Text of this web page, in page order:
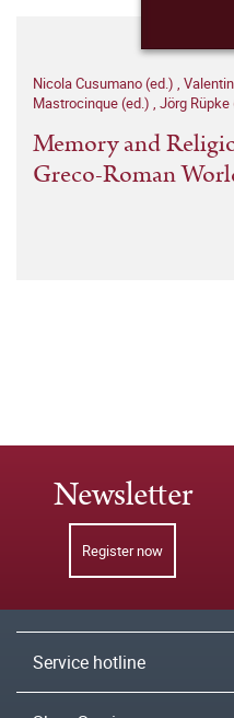
Nicola Cusumano (ed.) ,
Mastrocinque (ed.) , Jörg Rüpke
Memory and
Greco-Roman
Newsletter
Register now
Service hotline